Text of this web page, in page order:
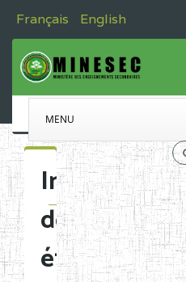
Français English
MENU
des